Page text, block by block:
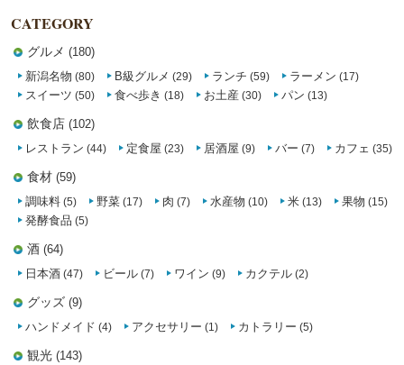
CATEGORY
グルメ (180)
新潟名物 (80) B級グルメ (29) ランチ (59) ラーメン (17)
スイーツ (50) 食べ歩き (18) お土産 (30) パン (13)
飲食店 (102)
レストラン (44) 定食屋 (23) 居酒屋 (9) バー (7) カフェ (35)
食材 (59)
調味料 (5) 野菜 (17) 肉 (7) 水産物 (10) 米 (13) 果物 (15)
発酵食品 (5)
酒 (64)
日本酒 (47) ビール (7) ワイン (9) カクテル (2)
グッズ (9)
ハンドメイド (4) アクセサリー (1) カトラリー (5)
観光 (143)